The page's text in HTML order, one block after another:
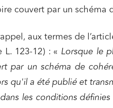
couvert par un schéma
aux termes de
L. 123-12) : « Lorsque le
par un schéma de
qu'il a été publié et
les conditions définies